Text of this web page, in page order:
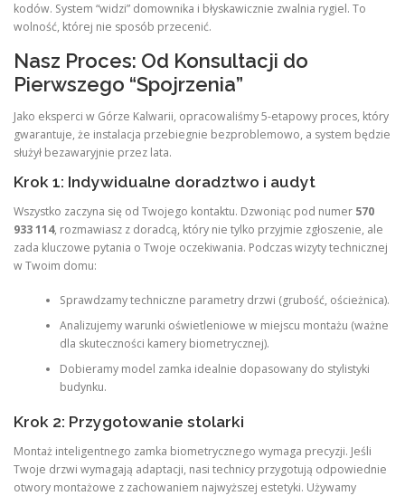
kodów. System “widzi” domownika i błyskawicznie zwalnia rygiel. To
wolność, której nie sposób przecenić.
Nasz Proces: Od Konsultacji do
Pierwszego “Spojrzenia”
Jako eksperci w Górze Kalwarii, opracowaliśmy 5-etapowy proces, który
gwarantuje, że instalacja przebiegnie bezproblemowo, a system będzie
służył bezawaryjnie przez lata.
Krok 1: Indywidualne doradztwo i audyt
Wszystko zaczyna się od Twojego kontaktu. Dzwoniąc pod numer 570
933 114, rozmawiasz z doradcą, który nie tylko przyjmie zgłoszenie, ale
zada kluczowe pytania o Twoje oczekiwania. Podczas wizyty technicznej
w Twoim domu:
Sprawdzamy techniczne parametry drzwi (grubość, ościeżnica).
Analizujemy warunki oświetleniowe w miejscu montażu (ważne
dla skuteczności kamery biometrycznej).
Dobieramy model zamka idealnie dopasowany do stylistyki
budynku.
Krok 2: Przygotowanie stolarki
Montaż inteligentnego zamka biometrycznego wymaga precyzji. Jeśli
Twoje drzwi wymagają adaptacji, nasi technicy przygotują odpowiednie
otwory montażowe z zachowaniem najwyższej estetyki. Używamy